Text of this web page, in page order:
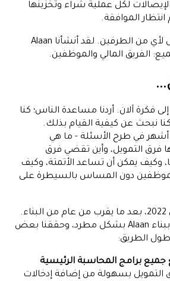
لكل عملية شراء وتخزينها
الموافقة.
إنه نظام قديم لا يعمل لأي من الطرفين. لقد أنشأنا Alaan
الفريق المالي والموظفين.
توصلنا إلى فكرة آلان. أردنا مساعدة الناس؛ كنا
نبحث عن كيفية القيام بذلك.
أشهر في طرح الأسئلة - ما هي
فرق التمويل، وأين تقضي فرق
وكيف يمكن أن تساعد الأتمتة، وكيف
للموظفين دون المساس بالسيطرة على
أطلقنا في أغسطس 2022، بعد ما يقرب من عام من البناء.
منذ ذلك الحين، قمنا ببناء Alaan بشكل مطرد، وحققنا بعض
طول الطريق:
جميع برامج المحاسبة الرئيسية
التمويل بسهولة من إضافة إدخالات